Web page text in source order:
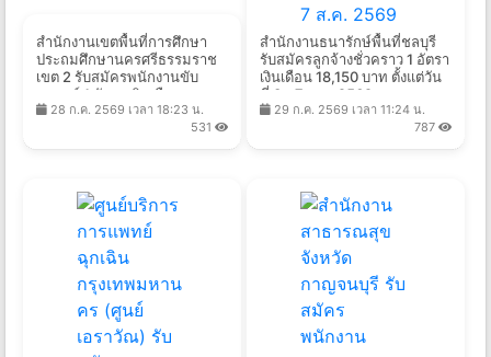
สำนักงานเขตพื้นที่การศึกษา
ประถมศึกษานครศรีธรรมราช
เขต 2 รับสมัครพนักงานขับ
รถยนต์ 1 อัตรา เงินเดือน
10,000 บาท ตั้งแต่วันที่ 10-19
28 ก.ค. 2569 เวลา 18:23 น.
531
สํานักงานธนารักษ์พื้นที่ชลบุรี
รับสมัครลูกจ้างชั่วคราว 1 อัตรา
เงินเดือน 18,150 บาท ตั้งแต่วัน
ที่ 3 - 7 ส.ค. 2569
29 ก.ค. 2569 เวลา 11:24 น.
787